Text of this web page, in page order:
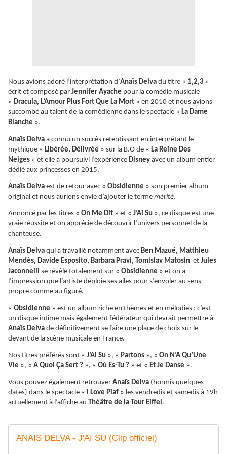
Nous avions adoré l’interprétation d’Anaïs Delva du titre « 1,2,3 »
écrit et composé par Jennifer Ayache pour la comédie musicale
« Dracula, L’Amour Plus Fort Que La Mort » en 2010 et nous avions
succombé au talent de la comédienne dans le spectacle « La Dame
Blanche ».
Anaïs Delva a connu un succès retentissant en interprétant le
mythique « Libérée, Délivrée » sur la B.O de « La Reine Des
Neiges » et elle a poursuivi l’expérience Disney avec un album entier
dédié aux princesses en 2015.
Anaïs Delva est de retour avec « Obsidienne » son premier album
original et nous aurions envie d’ajouter le terme mérité.
Annoncé par les titres « On Me Dit » et « J’Ai Su », ce disque est une
vraie réussite et on apprécie de découvrir l’univers personnel de la
chanteuse.
Anaïs Delva qui a travaillé notamment avec Ben Mazué, Matthieu
Mendès, Davide Esposito, Barbara Pravi, Tomislav Matosin et Jules
Jaconnelli se révèle totalement sur « Obsidienne » et on a
l’impression que l’artiste déploie ses ailes pour s’envoler au sens
propre comme au figuré.
« Obsidienne » est un album riche en thèmes et en mélodies ; c’est
un disque intime mais également fédérateur qui devrait permettre à
Anaïs Delva de définitivement se faire une place de choix sur le
devant de la scène musicale en France.
Nos titres préférés sont « J’Ai Su », « Partons », « On N’A Qu’Une
Vie », « A Quoi Ça Sert ? », « Où Es-Tu ? » et « Et Je Danse ».
Vous pouvez également retrouver Anaïs Delva (hormis quelques
dates) dans le spectacle « I Love Piaf » les vendredis et samedis à 19h
actuellement à l’affiche au Théâtre de la Tour Eiffel.
ANAIS DELVA - J'AI SU (Clip officiel)